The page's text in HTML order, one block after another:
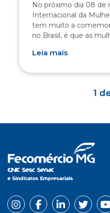
No próximo dia 08 de
Internacional da
tem muito a
no Brasil, é que as
Leia mais
1